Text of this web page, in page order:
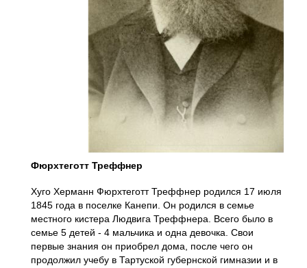
Фюрхтеготт Треффнер
Хуго Херманн Фюрхтеготт Треффнер родился 17 июля
1845 года в поселке Канепи. Он родился в семье
местного кистера Людвига Треффнера. Всего было в
семье 5 детей - 4 мальчика и одна девочка. Свои
первые знания он приобрел дома, после чего он
продолжил учебу в Тартуской губернской гимназии и в